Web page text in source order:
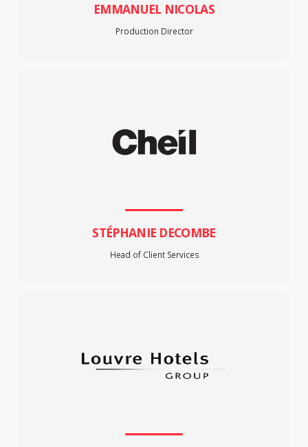
EMMANUEL NICOLAS
Production Director
STÉPHANIE DECOMBE
Head of Client Services